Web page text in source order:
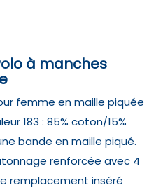
à manches
femme en maille piquée
183 : 85% coton/15%
bande en maille piqué.
renforcée avec 4
remplacement inséré